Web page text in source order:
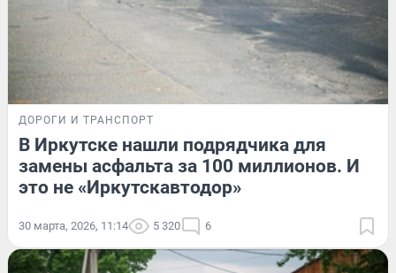
ДОРОГИ И ТРАНСПОРТ
В Иркутске нашли подрядчика для
замены асфальта за 100 миллионов. И
это не «Иркутскавтодор»
30 марта, 2026, 11:14 5 320 6